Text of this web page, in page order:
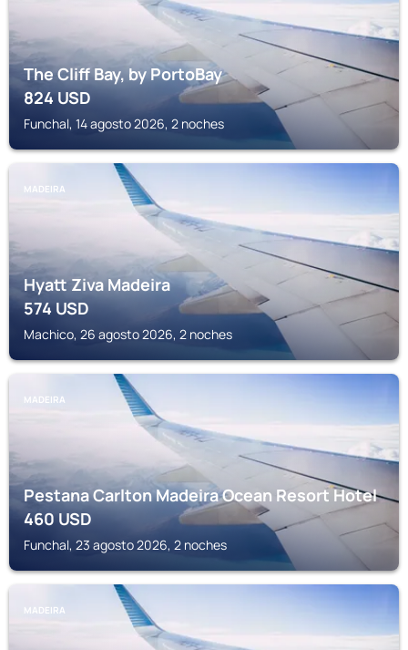
The Cliff Bay, by PortoBay
824USD
Funchal, 14 agosto 2026, 2 noches
MADEIRA
Hyatt Ziva Madeira
574USD
Machico, 26 agosto 2026, 2 noches
MADEIRA
Pestana Carlton Madeira Ocean Resort Hotel
460USD
Funchal, 23 agosto 2026, 2 noches
MADEIRA